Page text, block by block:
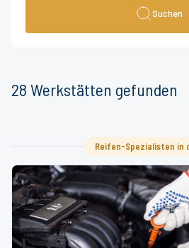
Suchen
28 Werkstätten gefunden
Reifen-Spezialisten in